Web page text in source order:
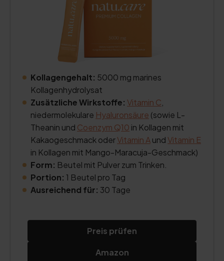
Kollagengehalt: 5000 mg marines
Kollagenhydrolysat
Zusätzliche Wirkstoffe: Vitamin C
niedermolekulare Hyaluronsäure (sowie L-
Theanin und Coenzym Q10 in Kollagen mit
Kakaogeschmack oderVitamin AundVitamin E
in Kollagen mit Mango-Maracuja-Geschmack)
Form: Beutel mit Pulver zum Trinken.
Portion: 1 Beutel pro Tag
Ausreichend für: 30 Tage
Preis prüfen
Amazon